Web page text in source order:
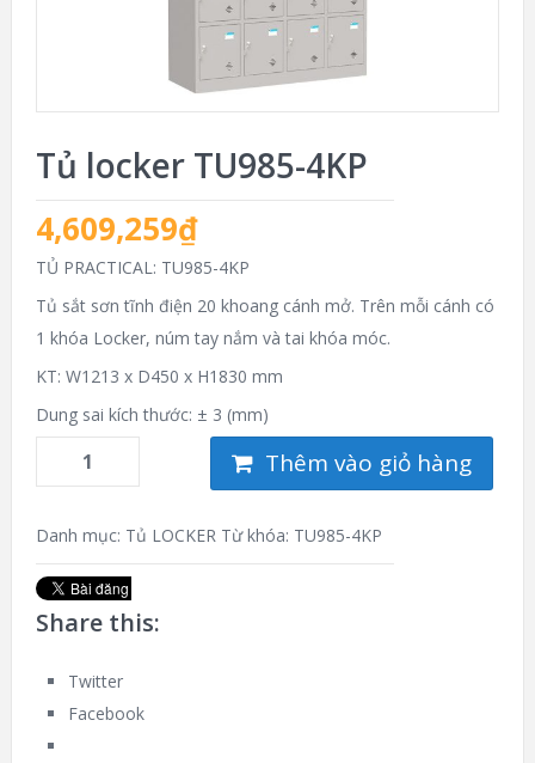
Tủ locker TU985-4KP
4,609,259₫
TỦ PRACTICAL: TU985-4KP
Tủ sắt sơn tĩnh điện 20 khoang cánh mở. Trên mỗi cánh có
1 khóa Locker, núm tay nắm và tai khóa móc.
KT: W1213 x D450 x H1830 mm
Dung sai kích thước: ± 3 (mm)
Thêm vào giỏ hàng
Danh mục: Tủ LOCKER Từ khóa: TU985-4KP
Share this:
Twitter
Facebook